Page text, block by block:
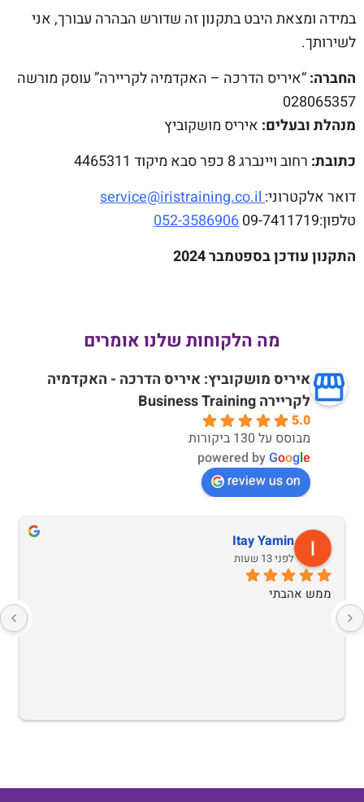
במידה ומצאת היבט בתקנון זה שדורש הבהרה עבורך, אני
לשירותך.
החברה:“איריס הדרכה – האקדמיה לקריירה” עוסק מורשה
028065357
מנהלת ובעלים: איריס מושקוביץ
כתובת: רחוב ויינברג 8 כפר סבא מיקוד 4465311
דואר אלקטרוני:service@iristraining.co.il
טלפון:09-7411719
052-3586906
התקנון עודכן בספטמבר 2024
מה הלקוחות שלנו אומרים
איריס מושקוביץ: איריס הדרכה - האקדמיה
לקריירה Business Training
5.0
מבוסס על 130 ביקורות
powered byGoogle
review us on
Itay Yamin
לפני 13 שעות
ממש אהבתי